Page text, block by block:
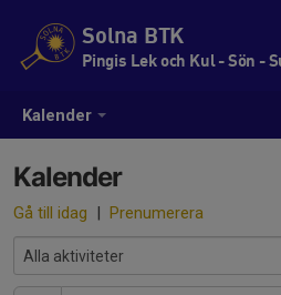
Kalender
Solna BTK
Pingis Lek och Kul - Sön -
Kalender
Gå till idag | Prenumerera